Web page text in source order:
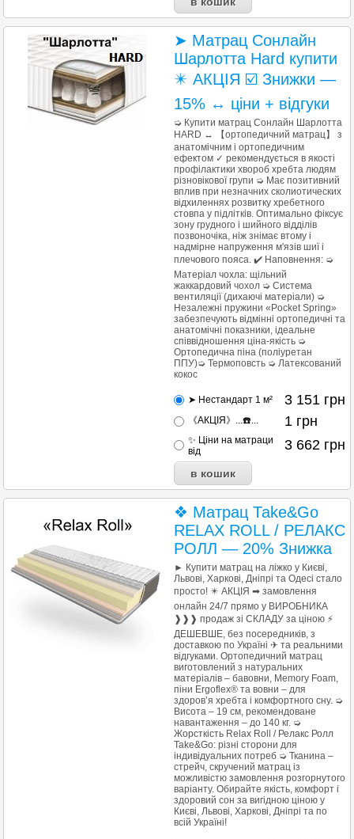
➤ Матрац Сонлайн
Шарлотта Hard купити
✴️ АКЦІЯ ☑️ Знижки —
15% ↔ ціни + відгуки
➭ Купити матрац Сонлайн Шарлотта
HARD ↔ 【ортопедичний матрац】 з
анатомічним і ортопедичним
ефектом ✓ рекомендується в якості
профілактики хвороб хребта людям
різновікової групи ➭ Має позитивний
вплив при незначних сколиотических
відхиленнях розвитку хребетного
стовпа у підлітків. Оптимально фіксує
зону грудного і шийного відділів
позвоночіка, ніж знімає втому і
надмірне напруження м'язів шиї і
плечового пояса. ✔️ Наповнення: ➭
Матеріал чохла: щільний
жаккардовий чохол ➭ Система
вентиляції (дихаючі матеріали) ➭
Незалежні пружини «Pocket Spring»
забезпечують відмінні ортопедичні та
анатомічні показники, ідеальне
співвідношення ціна-якість ➭
Ортопедична піна (поліуретан
ППУ)➭ Термоповсть ➭ Латексований
кокос
➤ Нестандарт 1 м² 3 151 грн
《АКЦІЯ》...☎️... 1 грн
✨ Ціни на матраци
від
3 662 грн
❖ Матрац Таke&Go
RELAX ROLL / РЕЛАКС
РОЛЛ — 20% Знижка
► Купити матрац на ліжко у Києві,
Львові, Харкові, Дніпрі та Одесі стало
просто! ✴️ АКЦІЯ ➡ замовлення
онлайн 24/7 прямо у ВИРОБНИКА
❱❱❱ продаж зі СКЛАДУ за ціною ⚡
ДЕШЕВШЕ, без посередників, з
доставкою по Україні ✈ та реальними
відгуками. Ортопедичний матрац
виготовлений з натуральних
матеріалів – бавовни, Memory Foam,
піни Ergoflex® та вовни – для
здоров’я хребта і комфортного сну. ➭
Висота – 19 см, рекомендоване
навантаження – до 140 кг. ➭
Жорсткість Relax Roll / Релакс Ролл
Take&Go: різні сторони для
індивідуальних потреб ➭ Тканина –
стрейч, скручений матрац із
можливістю замовлення розгорнутого
варіанту. Обирайте якість, комфорт і
здоровий сон за вигідною ціною у
Києві, Львові, Харкові, Дніпрі та по
всій Україні!